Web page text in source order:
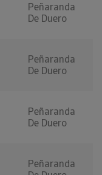
Peñaranda
De Duero
Peñaranda
De Duero
Peñaranda
De Duero
Peñaranda